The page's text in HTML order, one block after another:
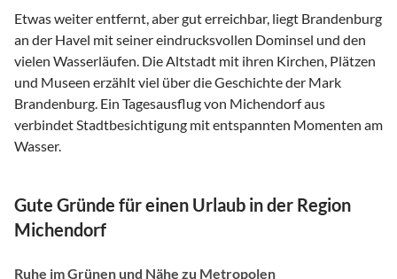
Etwas weiter entfernt, aber gut erreichbar, liegt Brandenburg
an der Havel mit seiner eindrucksvollen Dominsel und den
vielen Wasserläufen. Die Altstadt mit ihren Kirchen, Plätzen
und Museen erzählt viel über die Geschichte der Mark
Brandenburg. Ein Tagesausflug von Michendorf aus
verbindet Stadtbesichtigung mit entspannten Momenten am
Wasser.
Gute Gründe für einen Urlaub in der Region
Michendorf
Ruhe im Grünen und Nähe zu Metropolen